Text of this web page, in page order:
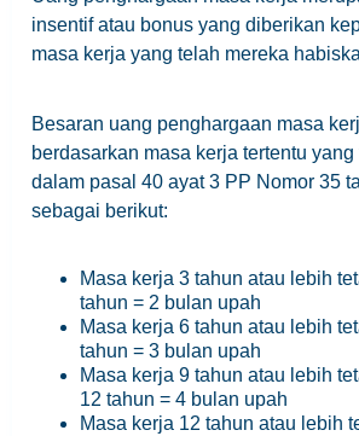
insentif atau bonus yang diberikan
masa kerja yang telah mereka
Besaran uang penghargaan masa
berdasarkan masa kerja tertentu
dalam pasal 40 ayat 3 PP Nomor 35
sebagai berikut:
Masa kerja 3 tahun atau lebih
tahun = 2 bulan upah
Masa kerja 6 tahun atau lebih
tahun = 3 bulan upah
Masa kerja 9 tahun atau lebih
12 tahun = 4 bulan upah
Masa kerja 12 tahun atau lebih